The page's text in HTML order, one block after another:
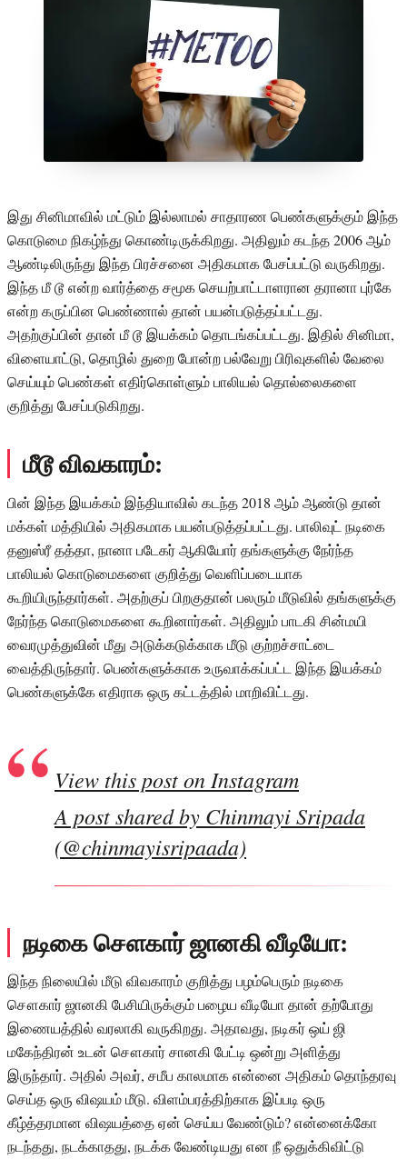
இது சினிமாவில் மட்டும் இல்லாமல் சாதாரண பெண்களுக்கும் இந்த
கொடுமை நிகழ்ந்து கொண்டிருக்கிறது. அதிலும் கடந்த 2006 ஆம்
ஆண்டிலிருந்து இந்த பிரச்சனை அதிகமாக பேசப்பட்டு வருகிறது.
இந்த மீ டூ என்ற வார்த்தை சமூக செயற்பாட்டாளரான தரானா புர்கே
என்ற கருப்பின பெண்ணால் தான் பயன்படுத்தப்பட்டது.
அதற்குப்பின் தான் மீ டூ இயக்கம் தொடங்கப்பட்டது. இதில் சினிமா,
விளையாட்டு, தொழில் துறை போன்ற பல்வேறு பிரிவுகளில் வேலை
செய்யும் பெண்கள் எதிர்கொள்ளும் பாலியல் தொல்லைகளை
குறித்து பேசப்படுகிறது.
மீடூ விவகாரம்:
பின் இந்த இயக்கம் இந்தியாவில் கடந்த 2018 ஆம் ஆண்டு தான்
மக்கள் மத்தியில் அதிகமாக பயன்படுத்தப்பட்டது. பாலிவுட் நடிகை
தனுஸ்ரீ தத்தா, நானா படேகர் ஆகியோர் தங்களுக்கு நேர்ந்த
பாலியல் கொடுமைகளை குறித்து வெளிப்படையாக
கூறியிருந்தார்கள். அதற்குப் பிறகுதான் பலரும் மீடுவில் தங்களுக்கு
நேர்ந்த கொடுமைகளை கூறினார்கள். அதிலும் பாடகி சின்மயி
வைரமுத்துவின் மீது அடுக்கடுக்காக மீடு குற்றச்சாட்டை
வைத்திருந்தார். பெண்களுக்காக உருவாக்கப்பட்ட இந்த இயக்கம்
பெண்களுக்கே எதிராக ஒரு கட்டத்தில் மாறிவிட்டது.
View this post on Instagram
A post shared by Chinmayi Sripada
(@chinmayisripaada)
நடிகை சௌகார் ஜானகி வீடியோ:
இந்த நிலையில் மீடு விவகாரம் குறித்து பழம்பெரும் நடிகை
சௌகார் ஜானகி பேசியிருக்கும் பழைய வீடியோ தான் தற்போது
இணையத்தில் வரலாகி வருகிறது. அதாவது, நடிகர் ஒய் ஜி
மகேந்திரன் உடன் சௌகார் சானகி பேட்டி ஒன்று அளித்து
இருந்தார். அதில் அவர், சமீப காலமாக என்னை அதிகம் தொந்தரவு
செய்த ஒரு விஷயம் மீடு. விளம்பரத்திற்காக இப்படி ஒரு
கீழ்த்தரமான விஷயத்தை ஏன் செய்ய வேண்டும்? என்னைக்கோ
நடந்தது, நடக்காதது, நடக்க வேண்டியது என நீ ஒதுக்கிவிட்டு